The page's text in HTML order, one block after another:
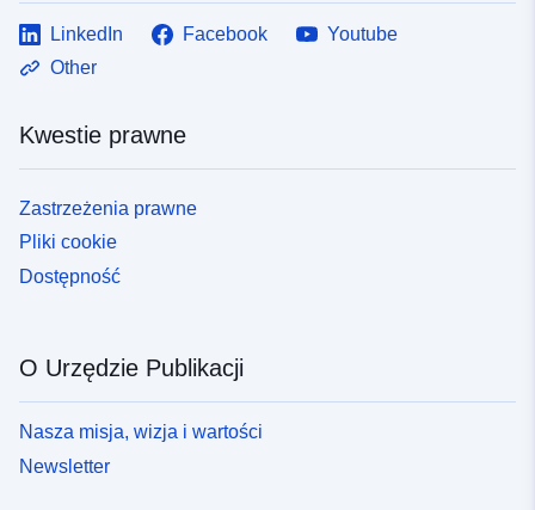
LinkedIn Facebook
Youtube
Other
Kwestie prawne
Zastrzeżenia prawne
Pliki cookie
Dostępność
O Urzędzie Publikacji
Nasza misja, wizja i wartości
Newsletter